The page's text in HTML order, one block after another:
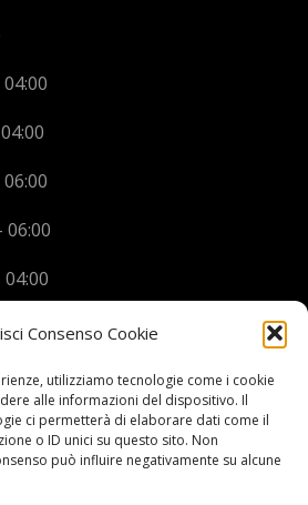
Consenso Cookie
utilizziamo tecnologie come i cookie
alle informazioni del dispositivo. Il
ci permetterà di elaborare dati come il
o ID unici su questo sito. Non
può influire negativamente su alcune
36100 Vicenza (VI)